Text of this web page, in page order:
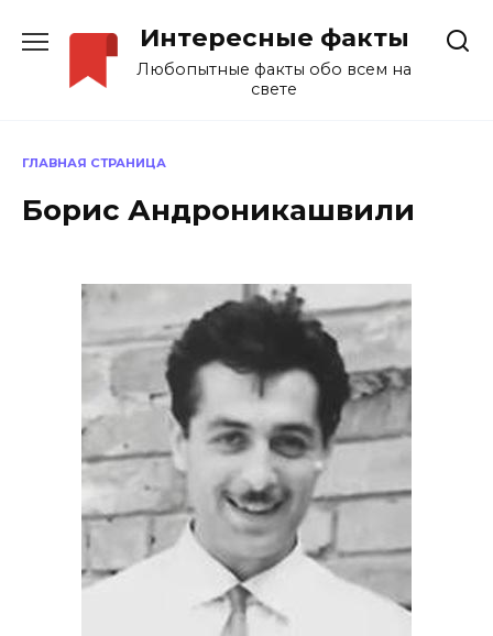
содержанию
Интересные факты
Любопытные факты обо всем на
свете
ГЛАВНАЯ СТРАНИЦА
Борис Андроникашвили